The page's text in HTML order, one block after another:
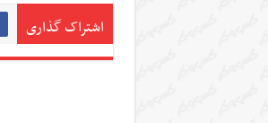
اشتراک گذاری